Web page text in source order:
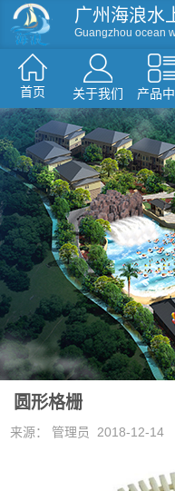
广州海浪水
Guangzhou ocean
首页 关于我们 产品
滑梯系列 人工造浪
环流河设备
温泉水疗
假山造型仿真树
圆形格栅
来源： 管理员 2018-12-14